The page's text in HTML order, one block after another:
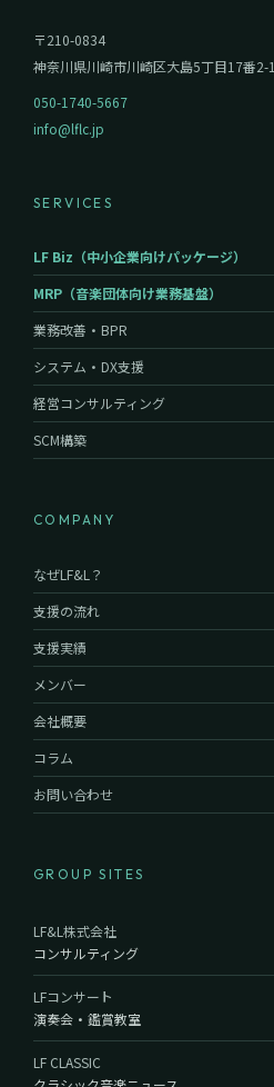
〒210-0834
神奈川県川崎市川崎区大島5丁目17番2-1
050-1740-5667
info@lflc.jp
SERVICES
LF Biz（中小企業向けパッケージ）
MRP（音楽団体向け業務基盤）
業務改善・BPR
システム・DX支援
経営コンサルティング
SCM構築
COMPANY
なぜLF&L？
支援の流れ
支援実績
メンバー
会社概要
コラム
お問い合わせ
GROUP SITES
LF&L株式会社
コンサルティング
LFコンサート
演奏会・鑑賞教室
LF CLASSIC